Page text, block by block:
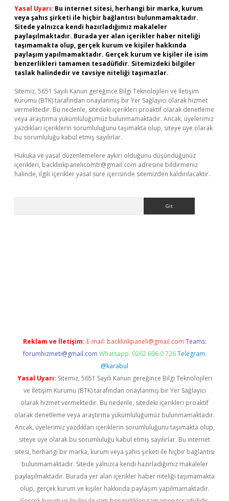
Yasal Uyarı: Bu internet sitesi, herhangi bir marka, kurum
veya şahıs şirketi ile hiçbir bağlantısı bulunmamaktadır.
Sitede yalnızca kendi hazırladığımız makaleler
paylaşılmaktadır. Burada yer alan içerikler haber niteliği
taşımamakta olup, gerçek kurum ve kişiler hakkında
paylaşım yapılmamaktadır. Gerçek kurum ve kişiler ile isim
benzerlikleri tamamen tesadüfidir. Sitemizdeki bilgiler
taslak halindedir ve tavsiye niteliği taşımazlar.
Sitemiz, 5651 Sayılı Kanun gereğince Bilgi Teknolojileri ve İletişim
Kurumu (BTK) tarafından onaylanmış bir Yer Sağlayıcı olarak hizmet
vermektedir. Bu nedenle, sitedeki içerikleri proaktif olarak denetleme
veya araştırma yükümlülüğümüz bulunmamaktadır. Ancak, üyelerimiz
yazdıkları içeriklerin sorumluluğunu taşımakta olup, siteye üye olarak
bu sorumluluğu kabul etmiş sayılırlar.
Hukuka ve yasal düzenlemelere aykırı olduğunu düşündüğünüz
içerikleri, backlinkpanelicomtr@gmail.com adresine bildirmeniz
halinde, ilgili içerikler yasal süre içerisinde sitemizden kaldırılacaktır.
Reklam ve İletişim: E-mail: backlinkpaneli@gmail.com Teams:
forumhizmeti@gmail.com Whatsapp: 0262 606 0 726 Telegram:
@karabul
Yasal Uyarı: Sitemiz, 5651 Sayılı Kanun gereğince Bilgi Teknolojileri
ve İletişim Kurumu (BTK) tarafından onaylanmış bir Yer Sağlayıcı
olarak hizmet vermektedir. Bu nedenle, sitedeki içerikleri proaktif
olarak denetleme veya araştırma yükümlülüğümüz bulunmamaktadır.
Ancak, üyelerimiz yazdıkları içeriklerin sorumluluğunu taşımakta olup,
siteye üye olarak bu sorumluluğu kabul etmiş sayılırlar. Bu internet
sitesi, herhangi bir marka, kurum veya şahıs şirketi ile hiçbir bağlantısı
bulunmamaktadır. Sitede yalnızca kendi hazırladığımız makaleler
paylaşılmaktadır. Burada yer alan içerikler haber niteliği taşımamakta
olup, gerçek kurum ve kişiler hakkında paylaşım yapılmamaktadır.